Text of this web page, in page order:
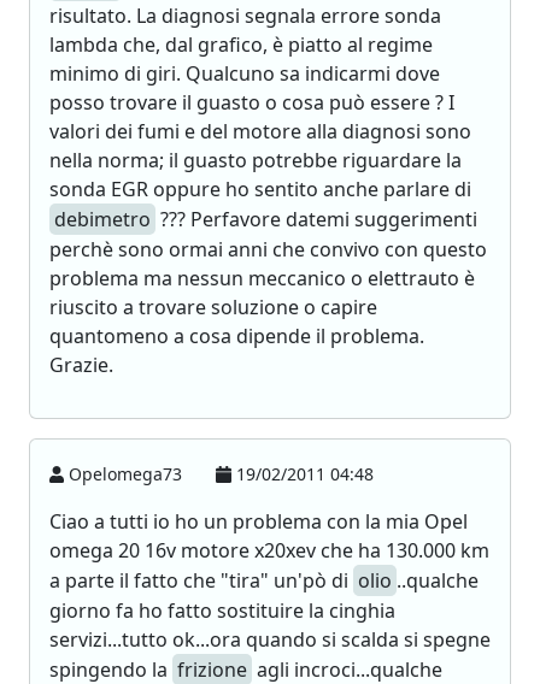
risultato. La diagnosi segnala errore sonda
lambda che, dal grafico, è piatto al regime
minimo di giri. Qualcuno sa indicarmi dove
posso trovare il guasto o cosa può essere ? I
valori dei fumi e del motore alla diagnosi sono
nella norma; il guasto potrebbe riguardare la
sonda EGR oppure ho sentito anche parlare di
debimetro ??? Perfavore datemi suggerimenti
perchè sono ormai anni che convivo con questo
problema ma nessun meccanico o elettrauto è
riuscito a trovare soluzione o capire
quantomeno a cosa dipende il problema.
Grazie.
Opelomega73 19/02/2011 04:48
Ciao a tutti io ho un problema con la mia Opel
omega 20 16v motore x20xev che ha 130.000 km
a parte il fatto che "tira" un'pò di olio ..qualche
giorno fa ho fatto sostituire la cinghia
servizi...tutto ok...ora quando si scalda si spegne
spingendo la frizione agli incroci...qualche